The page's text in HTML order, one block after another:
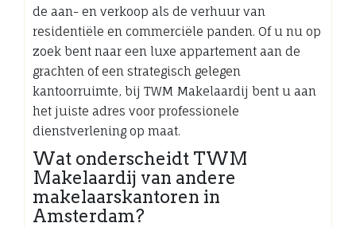
de aan- en verkoop als de verhuur van
residentiële en commerciële panden. Of u nu op
zoek bent naar een luxe appartement aan de
grachten of een strategisch gelegen
kantoorruimte, bij TWM Makelaardij bent u aan
het juiste adres voor professionele
dienstverlening op maat.
Wat onderscheidt TWM
Makelaardij van andere
makelaarskantoren in
Amsterdam?